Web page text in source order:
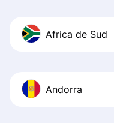
Africa de Sud
Andorra